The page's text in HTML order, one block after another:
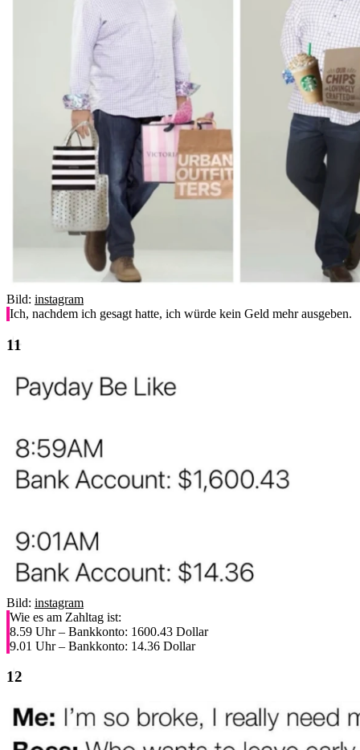
Bild: instagram
Ich, nachdem ich gesagt hatte, ich würde kein Geld mehr ausgeben.
Bild: instagram
Wie es am Zahltag ist:
8.59 Uhr – Bankkonto: 1600.43 Dollar
9.01 Uhr – Bankkonto: 14.36 Dollar